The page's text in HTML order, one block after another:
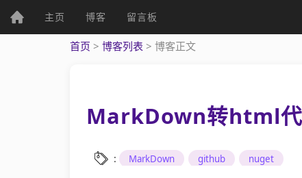
个人资料
(current)
主页 博客 留言板
首页 > 博客列表 > 博客正文
MarkDown转html代
: MarkDown github nuget